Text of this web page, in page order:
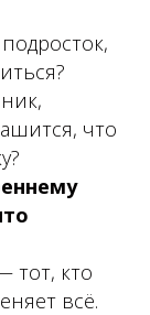
что
тот, кто
всё.